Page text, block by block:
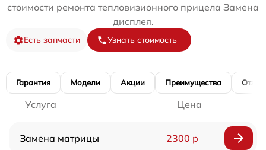
стоимости ремонта тепловизионного прицела Замена
дисплея.
Есть запчасти Узнать стоимость
Гарантия Модели Акции Преимущества
Услуга Цена
Замена матрицы 2300 р